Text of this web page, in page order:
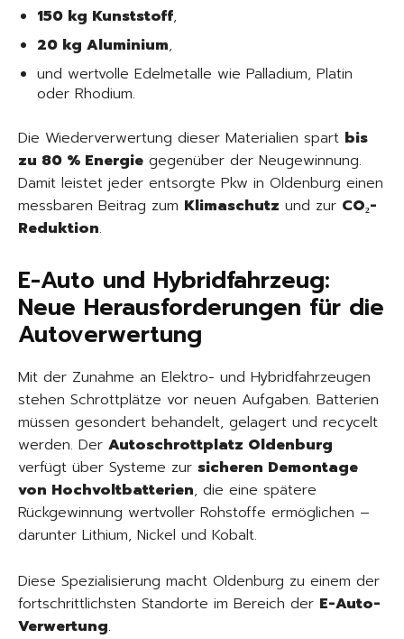
150 kg Kunststoff,
20 kg Aluminium,
und wertvolle Edelmetalle wie Palladium, Platin
oder Rhodium.
Die Wiederverwertung dieser Materialien spart bis
zu 80 % Energie gegenüber der Neugewinnung.
Damit leistet jeder entsorgte Pkw in Oldenburg einen
messbaren Beitrag zum Klimaschutz und zur CO₂-
Reduktion.
E-Auto und Hybridfahrzeug:
Neue Herausforderungen für die
Autoverwertung
Mit der Zunahme an Elektro- und Hybridfahrzeugen
stehen Schrottplätze vor neuen Aufgaben. Batterien
müssen gesondert behandelt, gelagert und recycelt
werden. Der Autoschrottplatz Oldenburg
verfügt über Systeme zur sicheren Demontage
von Hochvoltbatterien, die eine spätere
Rückgewinnung wertvoller Rohstoffe ermöglichen –
darunter Lithium, Nickel und Kobalt.
Diese Spezialisierung macht Oldenburg zu einem der
fortschrittlichsten Standorte im Bereich der E-Auto-
Verwertung.